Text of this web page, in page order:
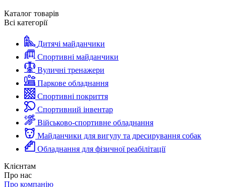
Каталог товарів
Всі категорії
Дитячі майданчики
Спортивні майданчики
Вуличні тренажери
Паркове обладнання
Спортивні покриття
Спортивний інвентар
Військово-спортивне обладнання
Майданчики для вигулу та дресирування собак
Обладнання для фізичної реабілітації
Клієнтам
Про нас
Про компанію